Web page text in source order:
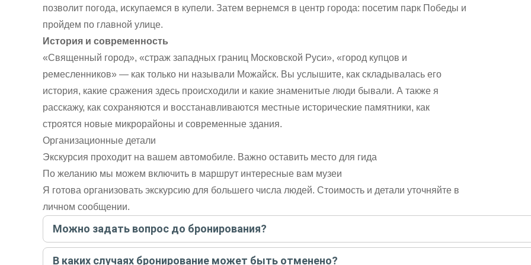
позволит погода, искупаемся в купели. Затем вернемся в центр города: посетим парк Победы и
пройдем по главной улице.
История и современность
«Священный город», «страж западных границ Московской Руси», «город купцов и
ремесленников» — как только ни называли Можайск. Вы услышите, как складывалась его
история, какие сражения здесь происходили и какие знаменитые люди бывали. А также я
расскажу, как сохраняются и восстанавливаются местные исторические памятники, как
строятся новые микрорайоны и современные здания.
Организационные детали
Экскурсия проходит на вашем автомобиле. Важно оставить место для гида
По желанию мы можем включить в маршрут интересные вам музеи
Я готова организовать экскурсию для большего числа людей. Стоимость и детали уточняйте в
личном сообщении.
Можно задать вопрос до бронирования?
Достаточно перейти по ссылке «Задать вопрос» и написать гиду. Платить при этом не нужно. Сначала согласуйте с
бронируйте экскурсию.Задать вопрос.
В каких случаях бронирование может быть отменено?